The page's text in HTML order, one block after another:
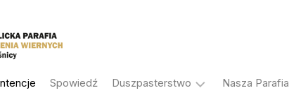
Spowiedź Duszpasterstwo Nasza Parafia